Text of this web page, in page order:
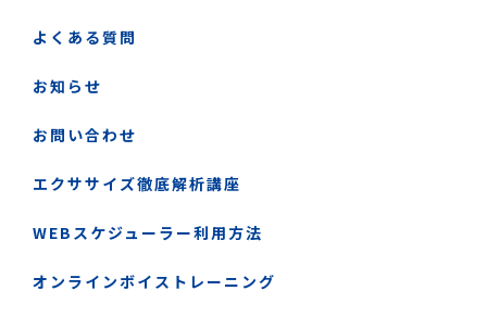
よくある質問
お知らせ
お問い合わせ
エクササイズ徹底解析講座
WEBスケジューラー利用方法
オンラインボイストレーニング